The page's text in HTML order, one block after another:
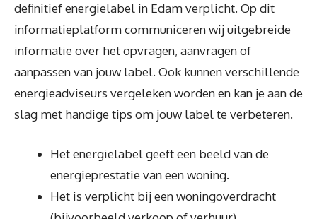
definitief energielabel in Edam verplicht. Op dit
informatieplatform communiceren wij uitgebreide
informatie over het opvragen, aanvragen of
aanpassen van jouw label. Ook kunnen verschillende
energieadviseurs vergeleken worden en kan je aan de
slag met handige tips om jouw label te verbeteren.
Het energielabel geeft een beeld van de
energieprestatie van een woning.
Het is verplicht bij een woningoverdracht